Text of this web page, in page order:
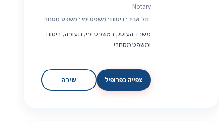
Notary
תל אביב · ביטוח · משפט ימי · משפט מסחרי
משרד העוסק במשפט ימי, תעופה, ביטוח
ומשפט מסחרי.
צפייה בפרופיל שיחה